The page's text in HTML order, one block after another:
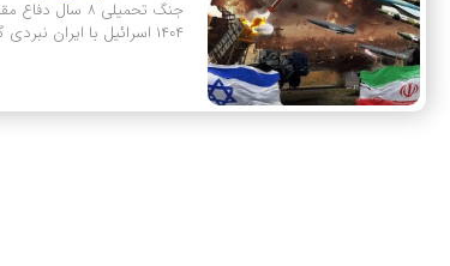
1404 اسرائیل با ایران نبردی گسترده و ناگهانی را آغاز کرد.